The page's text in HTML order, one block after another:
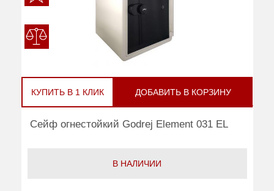
КУПИТЬ В 1 КЛИК ДОБАВИТЬ В КОРЗИНУ
Сейф огнестойкий Godrej Element 031 EL
В НАЛИЧИИ